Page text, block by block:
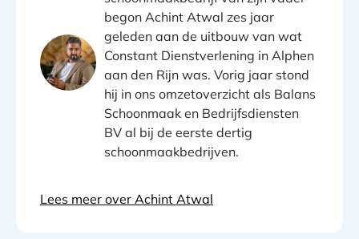
begon Achint Atwal zes jaar
geleden aan de uitbouw van wat
Constant Dienstverlening in Alphen
aan den Rijn was. Vorig jaar stond
hij in ons omzetoverzicht als Balans
Schoonmaak en Bedrijfsdiensten
BV al bij de eerste dertig
schoonmaakbedrijven.
Lees meer over Achint Atwal